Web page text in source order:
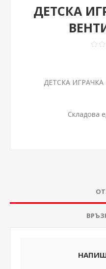
ДЕТСКА
ДЕТСКА
Складова